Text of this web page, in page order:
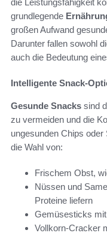
grundlegende
großen Aufwand
Darunter fallen sowohl
auch die Bedeutung
Intelligente Snack-
Gesunde Snacks sind
zu vermeiden und die
ungesunden Chips
die Wahl von:
Frischem Obst,
Nüssen und
Proteine liefern
Gemüsesticks
Vollkorn-Cracker